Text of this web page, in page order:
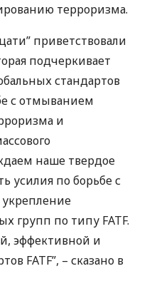
терроризма.
приветствовали
подчеркивает
стандартов
с отмыванием
и
наше твердое
усилия по борьбе с
групп по типу FATF.
эффективной и
FATF”, – сказано в